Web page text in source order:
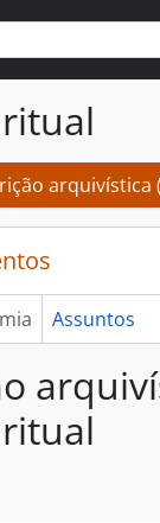
arquivística
Assuntos